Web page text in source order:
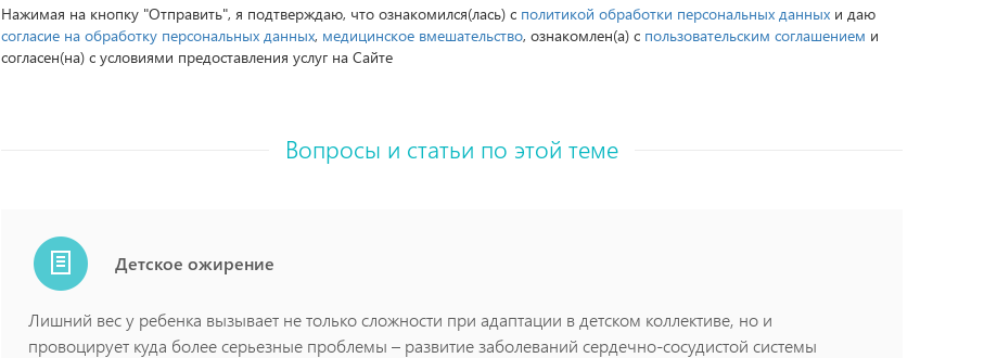
Нажимая на кнопку "Отправить", я подтверждаю, что ознакомился(лась) с политикой обработки персональных данных и даю
согласие на обработку персональных данных, медицинское вмешательство, ознакомлен(а) с пользовательским соглашением и
согласен(на) с условиями предоставления услуг на Сайте
Вопросы и статьи по этой теме
Детское ожирение
Лишний вес у ребенка вызывает не только сложности при адаптации в детском коллективе, но и
провоцирует куда более серьезные проблемы – развитие заболеваний сердечно-сосудистой системы